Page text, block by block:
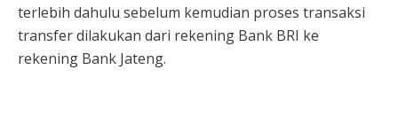
terlebih dahulu sebelum kemudian proses transaksi
transfer dilakukan dari rekening Bank BRI ke
rekening Bank Jateng.